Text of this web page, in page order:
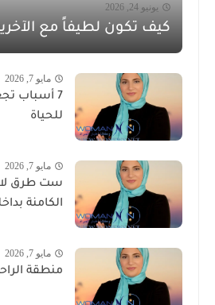
يونيو 24, 2026
كيف تكون لطيفاً مع
مايو 7, 2026
7 أسباب
للحياة
مايو 7, 2026
ست طرق
الكامنة
مايو 7, 2026
منطقة